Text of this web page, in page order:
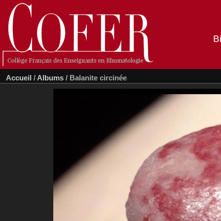
Accueil / Albums / Balanite circinée